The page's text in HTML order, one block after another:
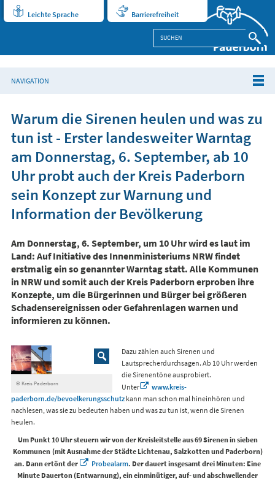
Leichte Sprache Barrierefreiheit
NAVIGATION
Warum die Sirenen heulen und was zu
tun ist - Erster landesweiter Warntag
am Donnerstag, 6. September, ab 10
Uhr probt auch der Kreis Paderborn
sein Konzept zur Warnung und
Information der Bevölkerung
Am Donnerstag, 6. September, um 10 Uhr wird es laut im
Land: Auf Initiative des Innenministeriums NRW findet
erstmalig ein so genannter Warntag statt. Alle Kommunen
in NRW und somit auch der Kreis Paderborn erproben ihre
Konzepte, um die Bürgerinnen und Bürger bei größeren
Schadensereignissen oder Gefahrenlagen warnen und
informieren zu können.
© Kreis Paderborn
Dazu zählen auch Sirenen und
Lautsprecherdurchsagen. Ab 10 Uhr werden
die Sirenentöne ausprobiert.
Unter
www.kreis-
paderborn.de/bevoelkerungsschutz kann man schon mal hineinhören und
nachlesen, was sie zu bedeuten haben und was zu tun ist, wenn die Sirenen
heulen.
Um Punkt 10 Uhr steuern wir von der Kreisleitstelle aus 69 Sirenen in sieben
Kommunen (mit Ausnahme der Städte Lichtenau, Salzkotten und Paderborn)
an. Dann ertönt der
Probealarm. Der dauert insgesamt drei Minuten: Eine
Minute Dauerton (Entwarnung), ein einminütiger, auf- und abschwellender